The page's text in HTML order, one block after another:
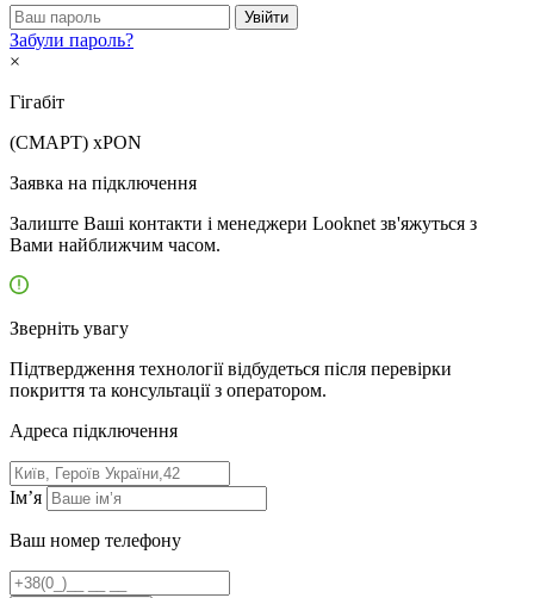
Увійти
Забули пароль?
×
Гігабіт
(СМАРТ) xPON
Заявка на підключення
Залиште Ваші контакти і менеджери Looknet зв'яжуться з
Вами найближчим часом.
Зверніть увагу
Підтвердження технології відбудеться після перевірки
покриття та консультації з оператором.
Адресa підключення
Ім’я
Ваш номер телефону